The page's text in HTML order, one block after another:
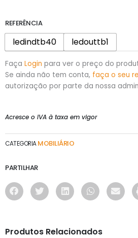
REFERÊNCIA
ledindtb40 ledouttb1
Faça Login para ver o preço do
Se ainda não tem conta, faça o seu
autorização por parte da nossa
Acresce o IVA à taxa em vigor
CATEGORIA MOBILIÁRIO
PARTILHAR
Produtos Relacionados